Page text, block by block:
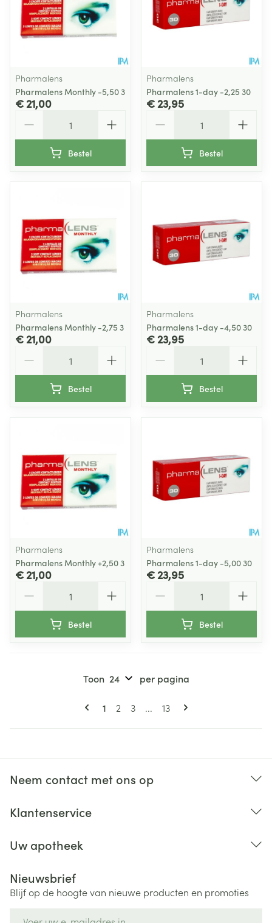
Pharmalens
Pharmalens Monthly -5,50 3
€ 21,00
Bestel
Pharmalens
Pharmalens 1-day -2,25 30
€ 23,95
Bestel
Pharmalens
Pharmalens Monthly -2,75 3
€ 21,00
Bestel
Pharmalens
Pharmalens 1-day -4,50 30
€ 23,95
Bestel
Pharmalens
Pharmalens Monthly +2,50 3
€ 21,00
Bestel
Pharmalens
Pharmalens 1-day -5,00 30
€ 23,95
Bestel
Pagina's
U lees momenteel pagina
1 Pagina
2 Pagina
3 ... Pagina
13
Toon per pagina
Neem contact met ons op
Klantenservice
Uw apotheek
Nieuwsbrief
Blijf op de hoogte van nieuwe producten en promoties